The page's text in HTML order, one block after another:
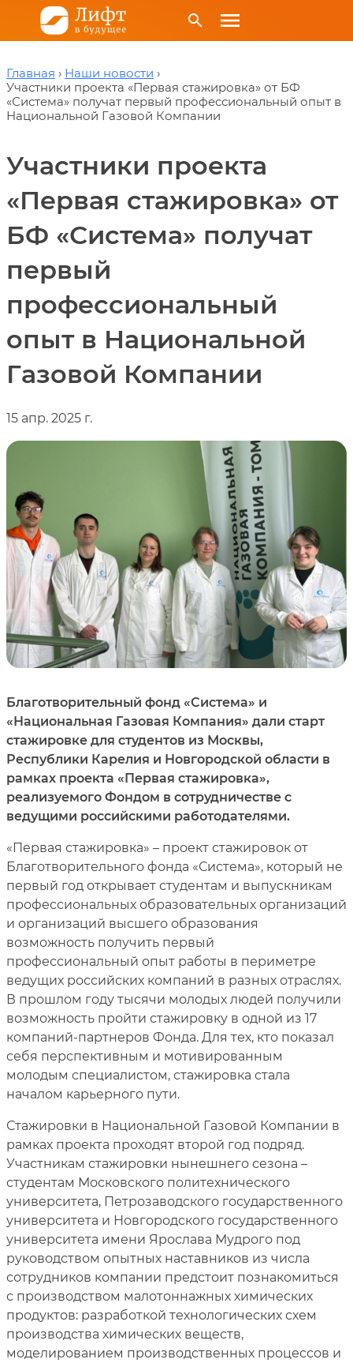
search menu
Главная
Наши новости
Участники проекта «Первая стажировка» от БФ
«Система» получат первый профессиональный опыт в
Национальной Газовой Компании
Участники проекта
«Первая стажировка» от
БФ «Система» получат
первый
профессиональный
опыт в Национальной
Газовой Компании
15 апр. 2025 г.
Благотворительный фонд «Система» и
«Национальная Газовая Компания» дали старт
стажировке для студентов из Москвы,
Республики Карелия и Новгородской области в
рамках проекта «Первая стажировка»,
реализуемого Фондом в сотрудничестве с
ведущими российскими работодателями.
«Первая стажировка» – проект стажировок от
Благотворительного фонда «Система», который не
первый год открывает студентам и выпускникам
профессиональных образовательных организаций
и организаций высшего образования
возможность получить первый
профессиональный опыт работы в периметре
ведущих российских компаний в разных отраслях.
В прошлом году тысячи молодых людей получили
возможность пройти стажировку в одной из 17
компаний-партнеров Фонда. Для тех, кто показал
себя перспективным и мотивированным
молодым специалистом, стажировка стала
началом карьерного пути.
Стажировки в Национальной Газовой Компании в
рамках проекта проходят второй год подряд.
Участникам стажировки нынешнего сезона –
студентам Московского политехнического
университета, Петрозаводского государственного
университета и Новгородского государственного
университета имени Ярослава Мудрого под
руководством опытных наставников из числа
сотрудников компании предстоит познакомиться
с производством малотоннажных химических
продуктов: разработкой технологических схем
производства химических веществ,
моделированием производственных процессов и